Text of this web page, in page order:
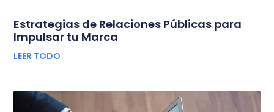
Estrategias de Relaciones Públicas para
Impulsar tu Marca
LEER TODO